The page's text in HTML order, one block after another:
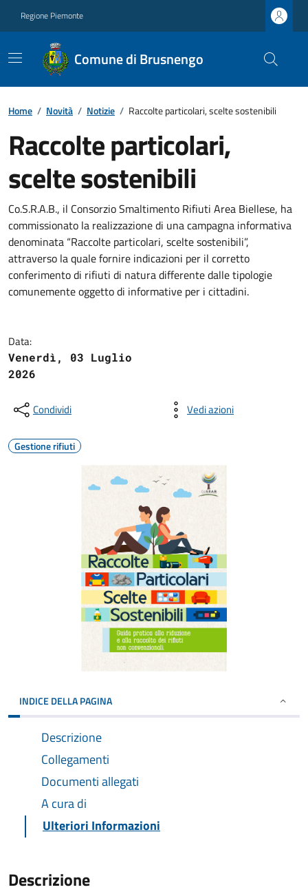
Regione Piemonte
Comune di Brusnengo
Home / Novità / Notizie / Raccolte particolari, scelte sostenibili
Raccolte particolari,
scelte sostenibili
Co.S.R.A.B., il Consorzio Smaltimento Rifiuti Area Biellese, ha
commissionato la realizzazione di una campagna informativa
denominata “Raccolte particolari, scelte sostenibili”,
attraverso la quale fornire indicazioni per il corretto
conferimento di rifiuti di natura differente dalle tipologie
comunemente oggetto di informative per i cittadini.
Data:
Venerdì, 03 Luglio
2026
Condividi Vedi azioni
Gestione rifiuti
INDICE DELLA PAGINA
Descrizione
Collegamenti
Documenti allegati
A cura di
Ulteriori Informazioni
Descrizione